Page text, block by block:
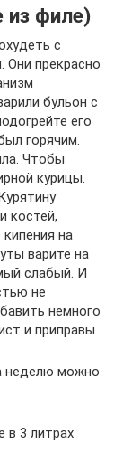
из филе)
с
Они прекрасно
бульон с
его
горячим.
Чтобы
курицы.
костей,
на
варите на
слабый. И
не
немного
и приправы.
неделю можно
в 3 литрах